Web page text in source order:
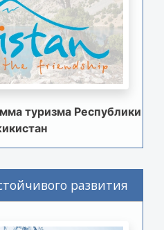
туризма Республики
развития